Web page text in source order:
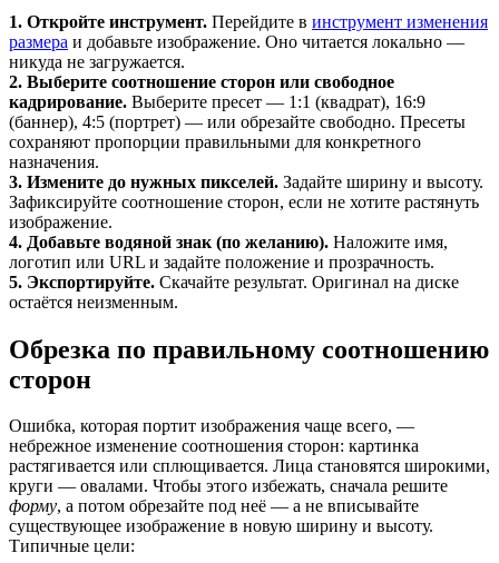
1. Откройте инструмент. Перейдите в инструмент изменения
размера и добавьте изображение. Оно читается локально —
никуда не загружается.
2. Выберите соотношение сторон или свободное
кадрирование. Выберите пресет — 1:1 (квадрат), 16:9
(баннер), 4:5 (портрет) — или обрезайте свободно. Пресеты
сохраняют пропорции правильными для конкретного
назначения.
3. Измените до нужных пикселей. Задайте ширину и высоту.
Зафиксируйте соотношение сторон, если не хотите растянуть
изображение.
4. Добавьте водяной знак (по желанию). Наложите имя,
логотип или URL и задайте положение и прозрачность.
5. Экспортируйте. Скачайте результат. Оригинал на диске
остаётся неизменным.
Обрезка по правильному соотношению
сторон
Ошибка, которая портит изображения чаще всего, —
небрежное изменение соотношения сторон: картинка
растягивается или сплющивается. Лица становятся широкими,
круги — овалами. Чтобы этого избежать, сначала решите
форму, а потом обрезайте под неё — а не вписывайте
существующее изображение в новую ширину и высоту.
Типичные цели: